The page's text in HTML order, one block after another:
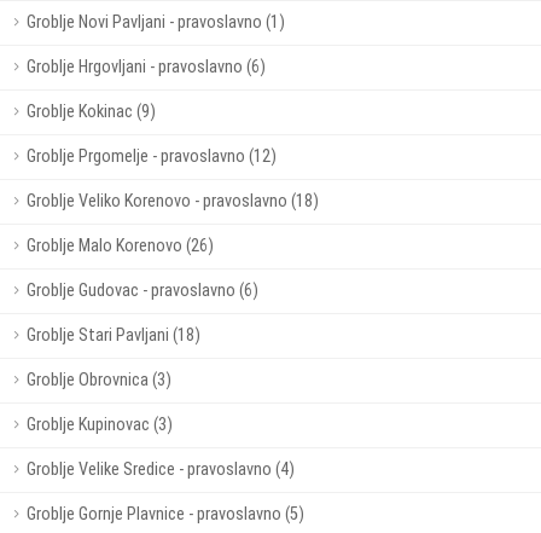
Groblje Novi Pavljani - pravoslavno (1)
Groblje Hrgovljani - pravoslavno (6)
Groblje Kokinac (9)
Groblje Prgomelje - pravoslavno (12)
Groblje Veliko Korenovo - pravoslavno (18)
Groblje Malo Korenovo (26)
Groblje Gudovac - pravoslavno (6)
Groblje Stari Pavljani (18)
Groblje Obrovnica (3)
Groblje Kupinovac (3)
Groblje Velike Sredice - pravoslavno (4)
Groblje Gornje Plavnice - pravoslavno (5)